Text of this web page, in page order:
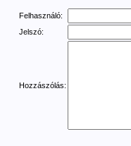
Felhasználó:
Jelszó:
Hozzászólás: